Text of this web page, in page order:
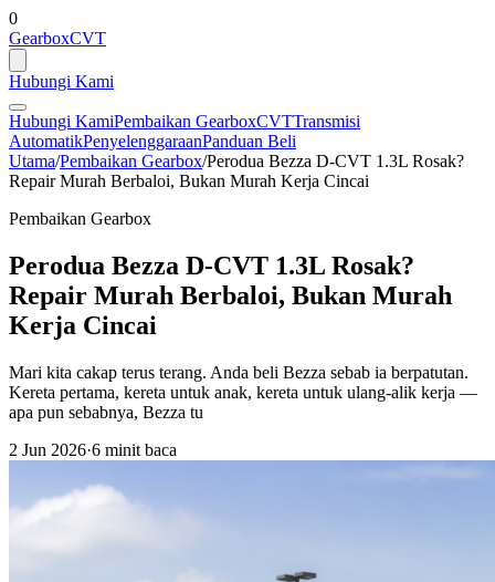
0
GearboxCVT
Hubungi Kami
Hubungi KamiPembaikan GearboxCVTTransmisi
AutomatikPenyelenggaraanPanduan Beli
Utama/Pembaikan Gearbox/Perodua Bezza D-CVT 1.3L Rosak?
Repair Murah Berbaloi, Bukan Murah Kerja Cincai
Pembaikan Gearbox
Perodua Bezza D-CVT 1.3L Rosak?
Repair Murah Berbaloi, Bukan Murah
Kerja Cincai
Mari kita cakap terus terang. Anda beli Bezza sebab ia berpatutan.
Kereta pertama, kereta untuk anak, kereta untuk ulang-alik kerja —
apa pun sebabnya, Bezza tu
2 Jun 2026·6 minit baca